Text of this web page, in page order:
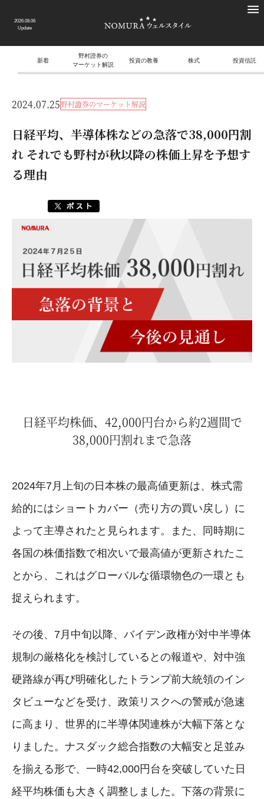
2026.08.06
Update
新着
野村證券の
マーケット解説
投資の教養 株式 投資信託
2024.07.25野村證券のマーケット解説
日経平均、半導体株などの急落で38,000円割
れ それでも野村が秋以降の株価上昇を予想す
る理由
日経平均株価、42,000円台から約2週間で
38,000円割れまで急落
2024年7月上旬の日本株の最高値更新は、株式需
給的にはショートカバー（売り方の買い戻し）に
よって主導されたと見られます。また、同時期に
各国の株価指数で相次いで最高値が更新されたこ
とから、これはグローバルな循環物色の一環とも
捉えられます。
その後、7月中旬以降、バイデン政権が対中半導体
規制の厳格化を検討しているとの報道や、対中強
硬路線が再び明確化したトランプ前大統領のイン
タビューなどを受け、政策リスクへの警戒が急速
に高まり、世界的に半導体関連株が大幅下落とな
りました。ナスダック総合指数の大幅安と足並み
を揃える形で、一時42,000円台を突破していた日
経平均株価も大きく調整しました。下落の背景に